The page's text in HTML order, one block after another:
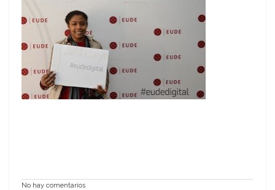
No hay comentarios